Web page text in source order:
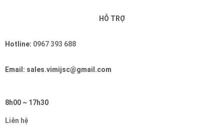
HỖ TRỢ
Hotline: 0967 393 688
Email: sales.vimijsc@gmail.com
8h00 ~ 17h30
Liên hệ